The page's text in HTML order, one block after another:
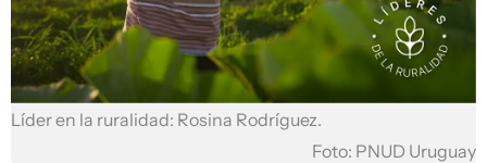
Líder en la ruralidad: Rosina Rodríguez.
Foto: PNUD Uruguay